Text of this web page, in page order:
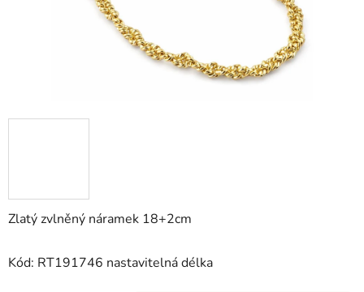
Zlatý zvlněný náramek 18+2cm
Kód: RT191746 nastavitelná délka